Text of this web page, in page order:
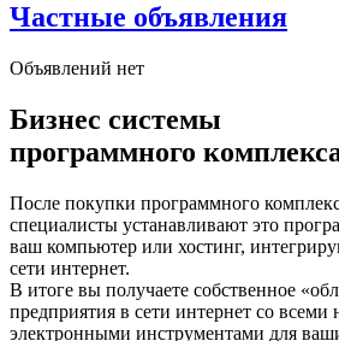
Частные объявления
Объявлений нет
Бизнес системы
программного
После покупки программного
специалисты устанавливают это
ваш компьютер или хостинг,
сети интернет.
В итоге вы получаете собственное
предприятия в сети интернет со
электронными инструментами для